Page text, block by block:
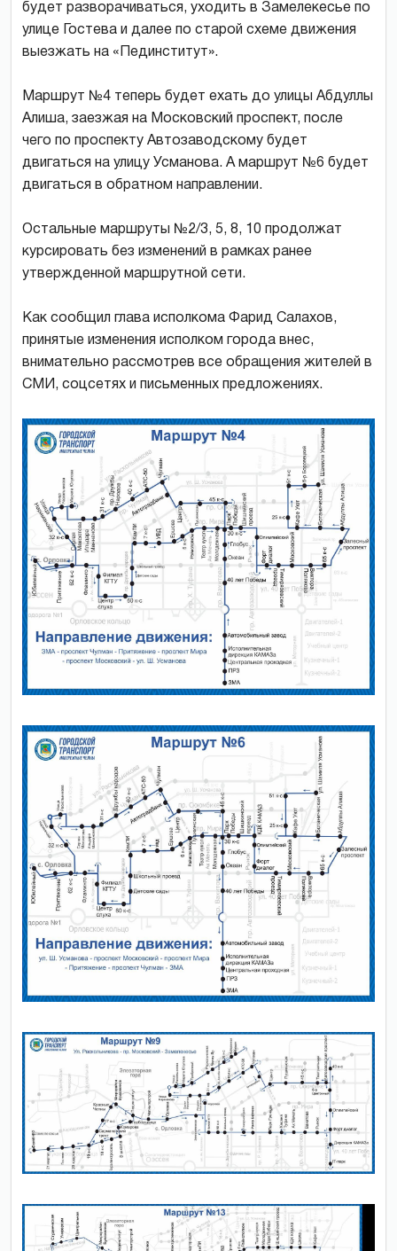
будет разворачиваться, уходить в Замелекесье по
улице Гостева и далее по старой схеме движения
выезжать на «Пединститут».
Маршрут №4 теперь будет ехать до улицы Абдуллы
Алиша, заезжая на Московский проспект, после
чего по проспекту Автозаводскому будет
двигаться на улицу Усманова. А маршрут №6 будет
двигаться в обратном направлении.
Остальные маршруты №2/3, 5, 8, 10 продолжат
курсировать без изменений в рамках ранее
утвержденной маршрутной сети.
Как сообщил глава исполкома Фарид Салахов,
принятые изменения исполком города внес,
внимательно рассмотрев все обращения жителей в
СМИ, соцсетях и письменных предложениях.